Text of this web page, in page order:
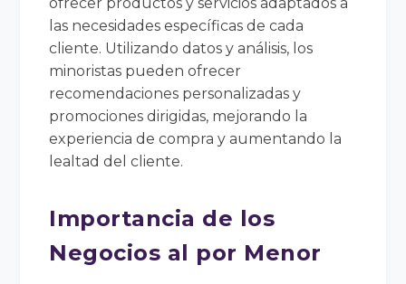
las necesidades específicas de cada
cliente. Utilizando datos y análisis, los
minoristas pueden ofrecer
recomendaciones personalizadas y
promociones dirigidas, mejorando la
experiencia de compra y aumentando la
lealtad del cliente.
Importancia de los
Negocios al por Menor